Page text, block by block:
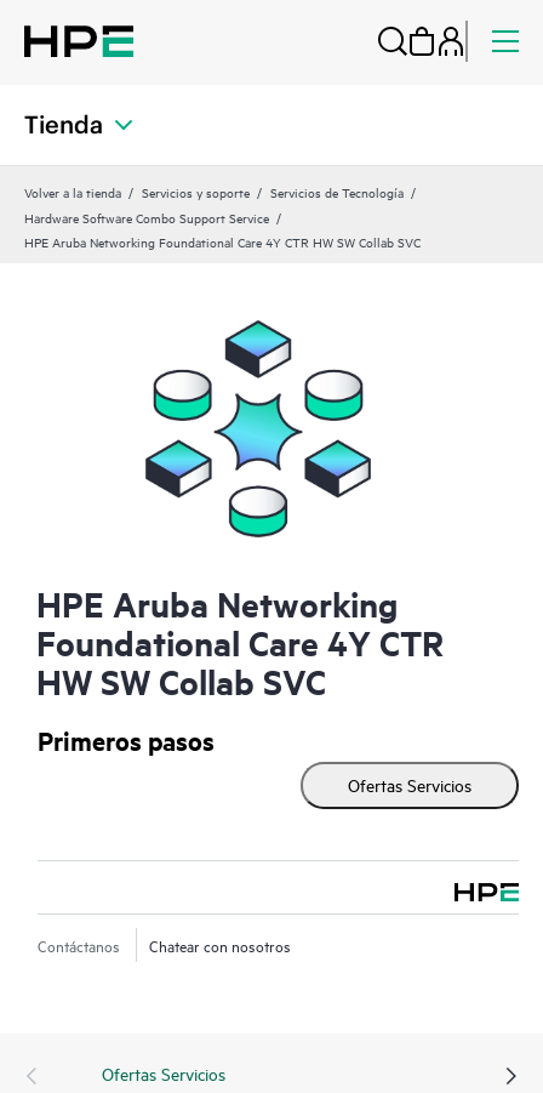
Tienda
Volver a la tienda Servicios y soporte
Servicios de Tecnología
Hardware Software Combo Support Service
HPE Aruba Networking Foundational Care 4Y CTR HW SW Collab SVC
HPE Aruba Networking
Foundational Care 4Y CTR
HW SW Collab SVC
Primeros pasos
Ofertas Servicios
Contáctanos Chatear con nosotros
Ofertas Servicios